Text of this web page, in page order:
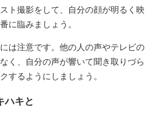
ト撮影をして、自分の顔が明るく映
に臨みましょう。
は注意です。他の人の声やテレビの
く、自分の声が響いて聞き取りづら
するようにしましょう。
ハキと